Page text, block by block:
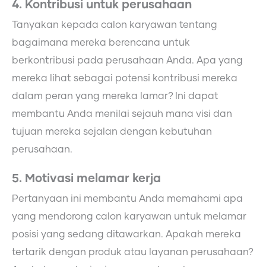
4. Kontribusi untuk perusahaan
Tanyakan kepada calon karyawan tentang
bagaimana mereka berencana untuk
berkontribusi pada perusahaan Anda. Apa yang
mereka lihat sebagai potensi kontribusi mereka
dalam peran yang mereka lamar? Ini dapat
membantu Anda menilai sejauh mana visi dan
tujuan mereka sejalan dengan kebutuhan
perusahaan.
5. Motivasi melamar kerja
Pertanyaan ini membantu Anda memahami apa
yang mendorong calon karyawan untuk melamar
posisi yang sedang ditawarkan. Apakah mereka
tertarik dengan produk atau layanan perusahaan?